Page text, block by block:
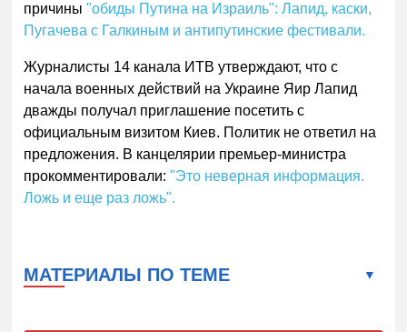
причины"обиды Путина на Израиль": Лапид, каски,
Пугачева с Галкиным и антипутинские фестивали.
Журналисты 14 канала ИТВ утверждают, что с
начала военных действий на Украине Яир Лапид
дважды получал приглашение посетить с
официальным визитом Киев. Политик не ответил на
предложения. В канцелярии премьер-министра
прокомментировали:"Это неверная информация.
Ложь и еще раз ложь".
МАТЕРИАЛЫ ПО ТЕМЕ